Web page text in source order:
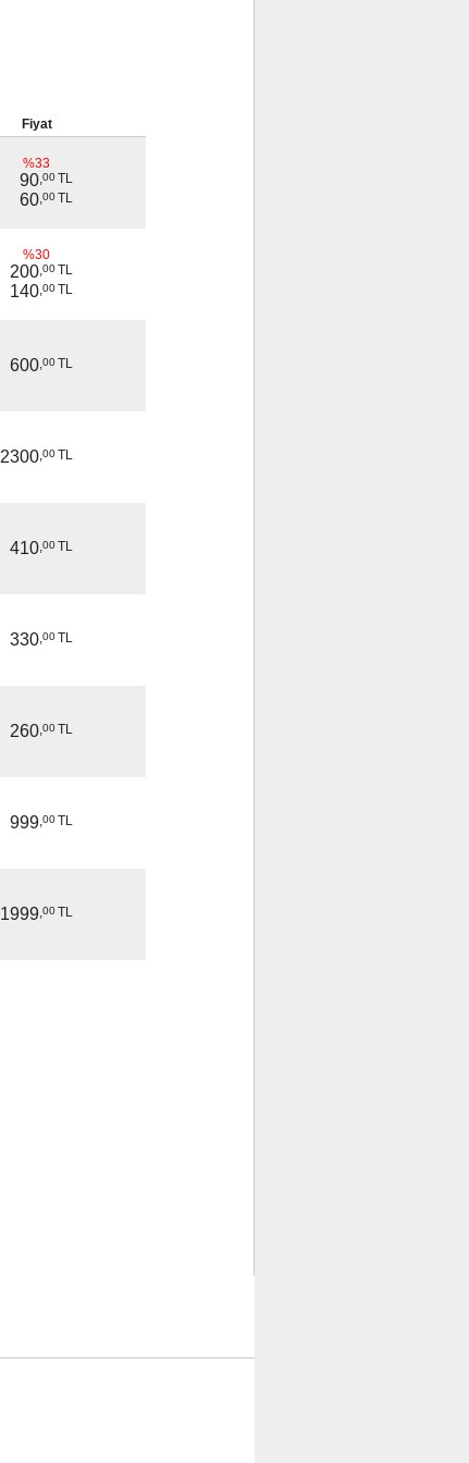
Fiyat
%33
90,00TL
60,00TL
%30
200,00TL
140,00TL
600,00TL
2300,00TL
410,00TL
330,00TL
260,00TL
999,00TL
1999,00TL